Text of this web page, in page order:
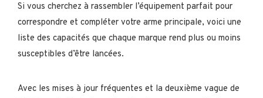
Si vous cherchez à rassembler l’équipement parfait pour
correspondre et compléter votre arme principale, voici une
liste des capacités que chaque marque rend plus ou moins
susceptibles d’être lancées.
Avec les mises à jour fréquentes et la deuxième vague de